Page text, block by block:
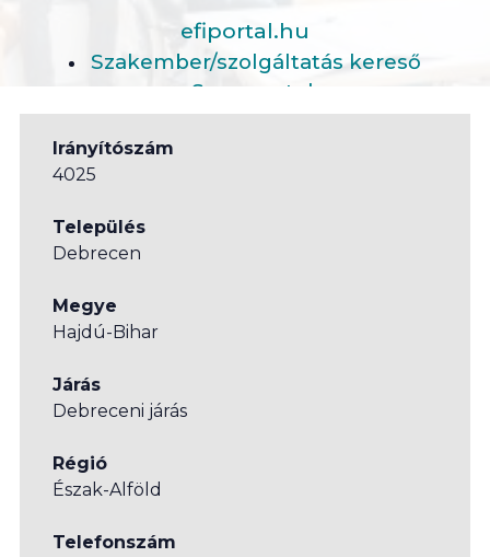
efiportal.hu
Szakember/szolgáltatás kereső
Szervezetek
Magyar Vöröskereszt Hajdú-Bihar Megyei
Irányítószám
4025
Település
Debrecen
Megye
Hajdú-Bihar
Járás
Debreceni járás
Régió
Észak-Alföld
Telefonszám